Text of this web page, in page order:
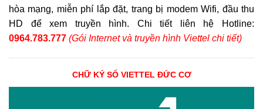
hòa mạng, miễn phí lắp đặt, trang bị modem Wifi, đầu thu
HD để xem truyền hình. Chi tiết liên hệ Hotline:
0964.783.777 (Gói Internet và truyền hình Viettel chi tiết)
CHỮ KÝ SỐ VIETTEL ĐỨC CƠ